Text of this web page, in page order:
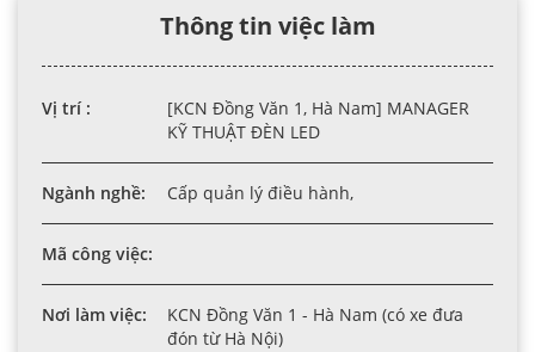
Thông tin việc làm
Vị trí :
[KCN Đồng Văn 1, Hà Nam] MANAGER
KỸ THUẬT ĐÈN LED
Ngành nghề: Cấp quản lý điều hành,
Mã công việc:
Nơi làm việc:
KCN Đồng Văn 1 - Hà Nam (có xe đưa
đón từ Hà Nội)